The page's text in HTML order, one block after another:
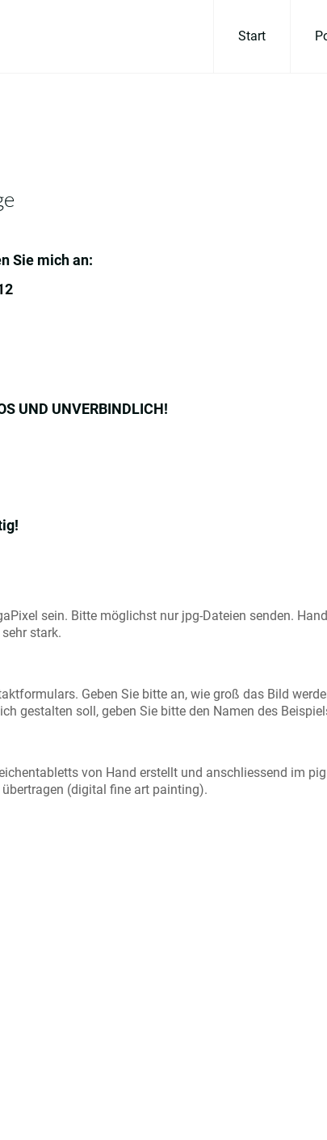
Start
Sie mich an:
UND UNVERBINDLICH!
sein. Bitte möglichst nur jpg-Dateien senden.
stark.
Geben Sie bitte an, wie groß das Bild
gestalten soll, geben Sie bitte den Namen des
von Hand erstellt und anschliessend im
(digital fine art painting).